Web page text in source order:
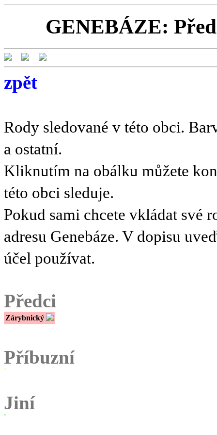
GENEBÁZE:
zpět
Rody sledované v této obci.
a ostatní.
Kliknutím na obálku můžete
této obci sleduje.
Pokud sami chcete vkládat své
adresu Genebáze. V dopisu
účel používat.
Předci
Zárybnický
Příbuzní
Jiní